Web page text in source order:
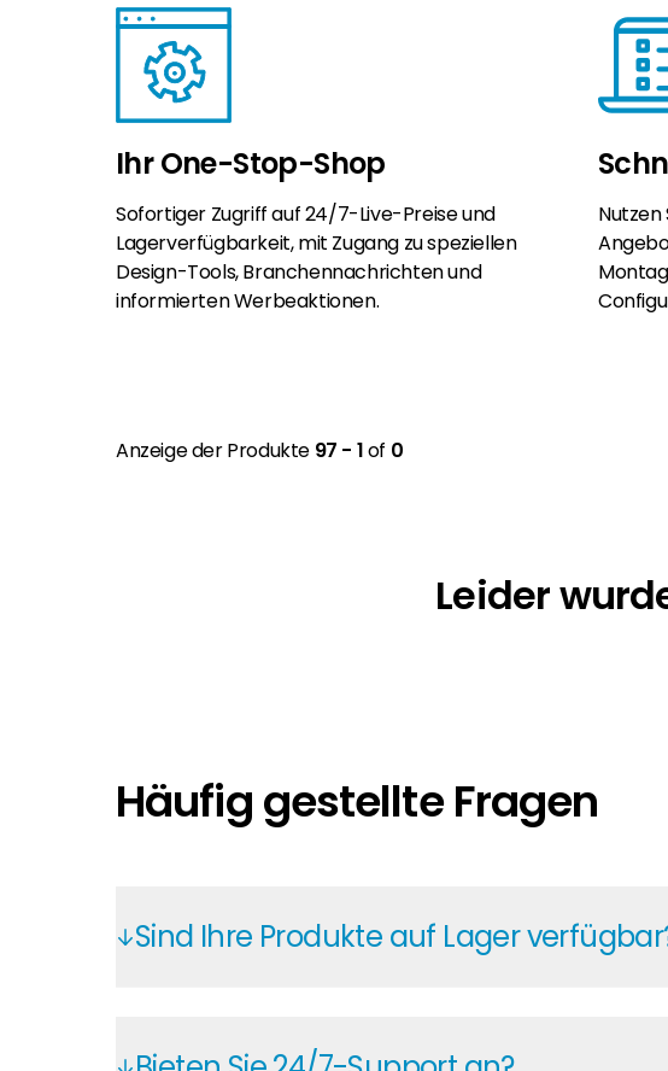
Ihr One-Stop-Shop
Sofortiger Zugriff auf 24/7-Live-Preise und
Lagerverfügbarkeit, mit Zugang zu speziellen
Design-Tools, Branchennachrichten und
informierten Werbeaktionen.
Nutzen
Anzeige der Produkte 97 - 1of 0
Leider
Häufig gestellte Fragen
Sind Ihre Produkte auf Lager
Sie Lagerbestand und Lieferprognosen – für eine